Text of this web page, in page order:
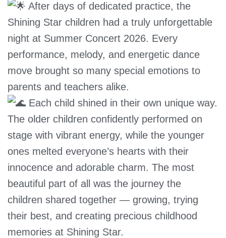
After days of dedicated practice, the
Shining Star children had a truly unforgettable
night at Summer Concert 2026. Every
performance, melody, and energetic dance
move brought so many special emotions to
parents and teachers alike.
Each child shined in their own unique way.
The older children confidently performed on
stage with vibrant energy, while the younger
ones melted everyone’s hearts with their
innocence and adorable charm. The most
beautiful part of all was the journey the
children shared together — growing, trying
their best, and creating precious childhood
memories at Shining Star.